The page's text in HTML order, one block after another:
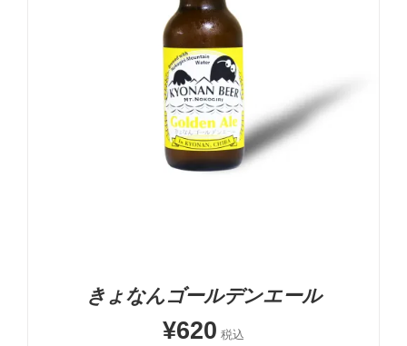
お買い物カゴに追加
詳細
きょなんゴールデンエール
¥620 税込